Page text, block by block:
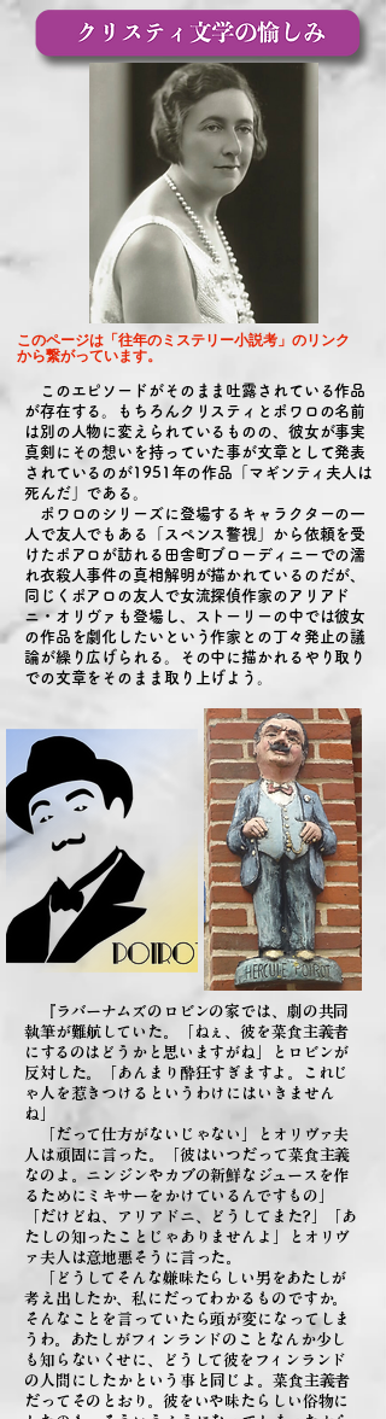
​このページは「往年のミステリー小説考」のリンク
から繋がっています。
​ このエピソードがそのまま吐露されている作品
が存在する。もちろんクリスティとポワロの名前
は別の人物に変えられているものの、彼女が事実
真剣にその想いを持っていた事が文章として発表
されているのが1951年の作品「マギンティ夫人は
死んだ」である。
ポワロのシリーズに登場するキャラクターの一
人で友人でもある「スペンス警視」から依頼を受
けたポアロが訪れる田舎町ブローディニーでの濡
れ衣殺人事件の真相解明が描かれているのだが、
同じくポアロの友人で女流探偵作家のアリアド
ニ・オリヴァも登場し、ストーリーの中では彼女
の作品を劇化したいという作家との丁々発止の議
論が繰り広げられる。その中に描かれる やり取り
での文章をそのまま取り上げよう。
『ラバーナムズのロビンの家では、劇の共同
執筆が難航していた。「ねぇ、彼を菜食主義者
にするのはどうかと思いますがね」とロビンが
反対した。「あんまり酔狂すぎますよ。これじ
ゃ人を惹きつけるというわけにはいきません
ね」
「だって仕方がないじゃない」とオリヴァ夫
人は頑固に言った。「彼はいつだって菜食主義
なのよ。ニンジンやカブの新鮮なジュースを作
るためにミキサーをかけているんですもの」
「だけどね、アリアドニ、どうしてまた?」「あ
たしの知ったことじゃありませんよ」とオリヴ
ァ夫人は意地悪そうに言った。
「どうしてそんな嫌味たらしい男をあたしが
考え出したか、私にだってわかるものですか。
そんなことを言っていたら頭が変になってしま
うわ。あたしがフィンランドのことなんか少し
も知らないくせに、どうして彼をフィンランド
の人間にしたかという事と同じよ。菜食主義者
だってそのとおり。彼をいや味たらしい俗物に